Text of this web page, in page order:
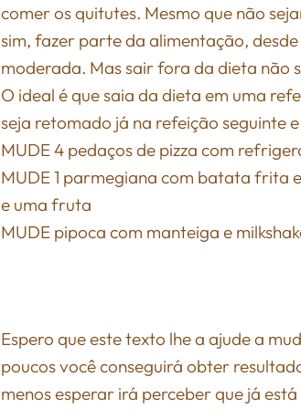
comer os quitutes. Mesmo que não
sim, fazer parte da alimentação,
moderada. Mas sair fora da dieta não
O ideal é que saia da dieta em uma
seja retomado já na refeição seguinte
MUDE 4 pedaços de pizza com
MUDE 1 parmegiana com batata frita
e uma fruta
MUDE pipoca com manteiga e
Espero que este texto lhe a ajude a
poucos você conseguirá obter
menos esperar irá perceber que já